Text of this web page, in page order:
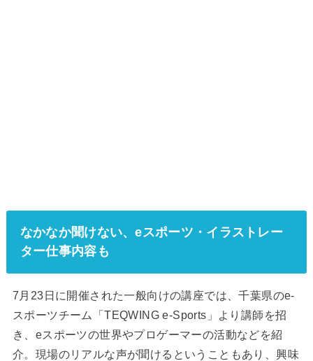
なかなか聞けない、eスポーツ・イラストレー
ター仕事内容も
7月23日に開催された一般向けの講座では、千葉県のe-
スポーツチーム「TEQWING e-Sports」より講師を招
き、eスポーツの世界やプロゲーマーの活動などを紹
介。現場のリアルな声が聞けるということもあり、興味